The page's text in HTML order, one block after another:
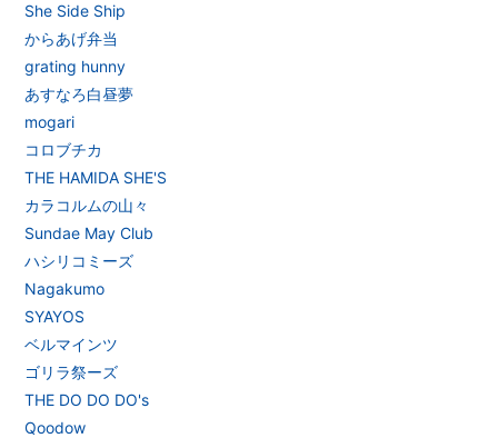
She Side Ship
からあげ弁当
grating hunny
あすなろ白昼夢
mogari
コロブチカ
THE HAMIDA SHE'S
カラコルムの山々
Sundae May Club
ハシリコミーズ
Nagakumo
SYAYOS
ベルマインツ
ゴリラ祭ーズ
THE DO DO DO's
Qoodow